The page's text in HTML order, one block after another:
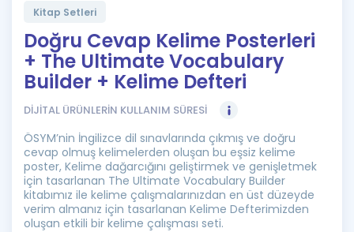
Kitap Setleri
Doğru Cevap Kelime Posterleri
+ The Ultimate Vocabulary
Builder + Kelime Defteri
DİJİTAL ÜRÜNLERİN KULLANIM SÜRESİ
ÖSYM’nin İngilizce dil sınavlarında çıkmış ve doğru
cevap olmuş kelimelerden oluşan bu eşsiz kelime
poster, Kelime dağarcığını geliştirmek ve genişletmek
için tasarlanan The Ultimate Vocabulary Builder
kitabımız ile kelime çalışmalarınızdan en üst düzeyde
verim almanız için tasarlanan Kelime Defterimizden
oluşan etkili bir kelime çalışması seti.